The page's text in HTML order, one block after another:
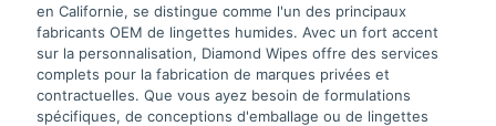
en Californie, se distingue comme l'un des principaux
fabricants OEM de lingettes humides. Avec un fort accent
sur la personnalisation, Diamond Wipes offre des services
complets pour la fabrication de marques privées et
contractuelles. Que vous ayez besoin de formulations
spécifiques, de conceptions d'emballage ou de lingettes